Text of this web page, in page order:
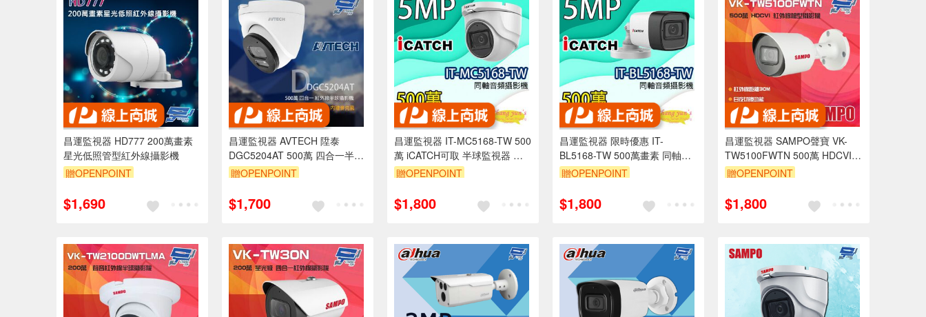
昌運監視器 HD777 200萬畫素
星光低照管型紅外線攝影機
贈OPENPOINT
$1,690
昌運監視器 AVTECH 陞泰
DGC5204AT 500萬 四合一半球
紅外線攝影機 內建麥克風
贈OPENPOINT
$1,700
昌運監視器 IT-MC5168-TW 500
萬 iCATCH可取 半球監視器 限
時優惠含變壓器
贈OPENPOINT
$1,800
昌運監視器 限時優惠 IT-
BL5168-TW 500萬畫素 同軸音
頻攝影機 iCATCH可取 管型監視
贈OPENPOINT
$1,800
昌運監視器 SAMPO聲寶 VK-
TW5100FWTN 500萬 HDCVI
紅外線槍型攝影機
贈OPENPOINT
$1,800